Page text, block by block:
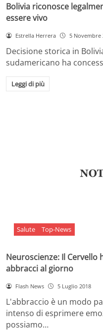
Bolivia riconosce
essere vivo
Estrella Herrera 5 Novembre
Decisione storica in
sudamericano ha
Leggi di più
Salute Top-News
Neuroscienze: Il Cervello
abbracci al giorno
Flash News 5 Luglio 2018
L'abbraccio è un modo
intenso di esprimere
possiamo…